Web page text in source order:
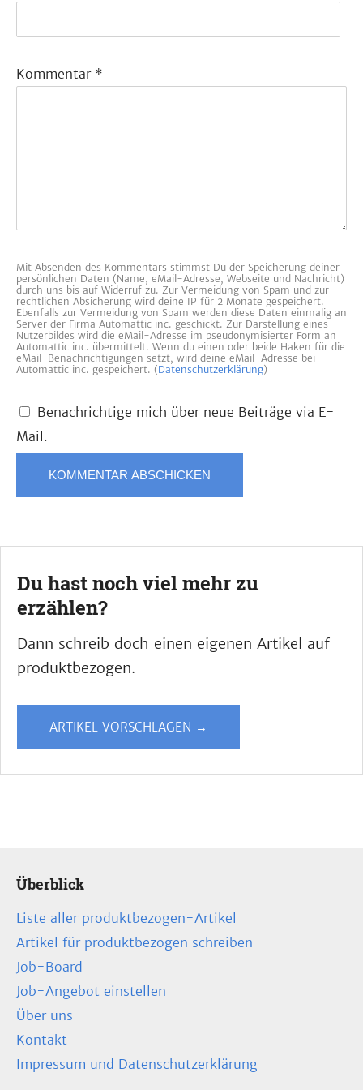
Kommentar *
Mit Absenden des Kommentars stimmst Du der Speicherung deiner
persönlichen Daten (Name, eMail-Adresse, Webseite und Nachricht)
durch uns bis auf Widerruf zu. Zur Vermeidung von Spam und zur
rechtlichen Absicherung wird deine IP für 2 Monate gespeichert.
Ebenfalls zur Vermeidung von Spam werden diese Daten einmalig an
Server der Firma Automattic inc. geschickt. Zur Darstellung eines
Nutzerbildes wird die eMail-Adresse im pseudonymisierter Form an
Automattic inc. übermittelt. Wenn du einen oder beide Haken für die
eMail-Benachrichtigungen setzt, wird deine eMail-Adresse bei
Automattic inc. gespeichert. (Datenschutzerklärung)
Benachrichtige mich über neue Beiträge via E-
Mail.
Du hast noch viel mehr zu
erzählen?
Dann schreib doch einen eigenen Artikel auf
produktbezogen.
ARTIKEL VORSCHLAGEN →
Überblick
Liste aller produktbezogen-Artikel
Artikel für produktbezogen schreiben
Job-Board
Job-Angebot einstellen
Über uns
Kontakt
Impressum und Datenschutzerklärung